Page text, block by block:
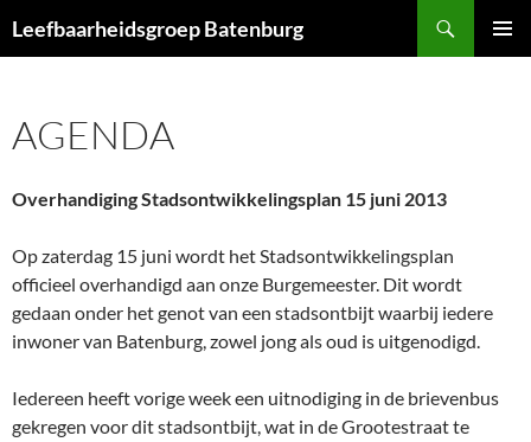
naar
Leefbaarheidsgroep Batenburg
AGENDA
Overhandiging Stadsontwikkelingsplan 15 juni 2013
Op zaterdag 15 juni wordt het Stadsontwikkelingsplan
officieel overhandigd aan onze Burgemeester. Dit wordt
gedaan onder het genot van een stadsontbijt waarbij iedere
inwoner van Batenburg, zowel jong als oud is uitgenodigd.
Iedereen heeft vorige week een uitnodiging in de brievenbus
gekregen voor dit stadsontbijt, wat in de Grootestraat te